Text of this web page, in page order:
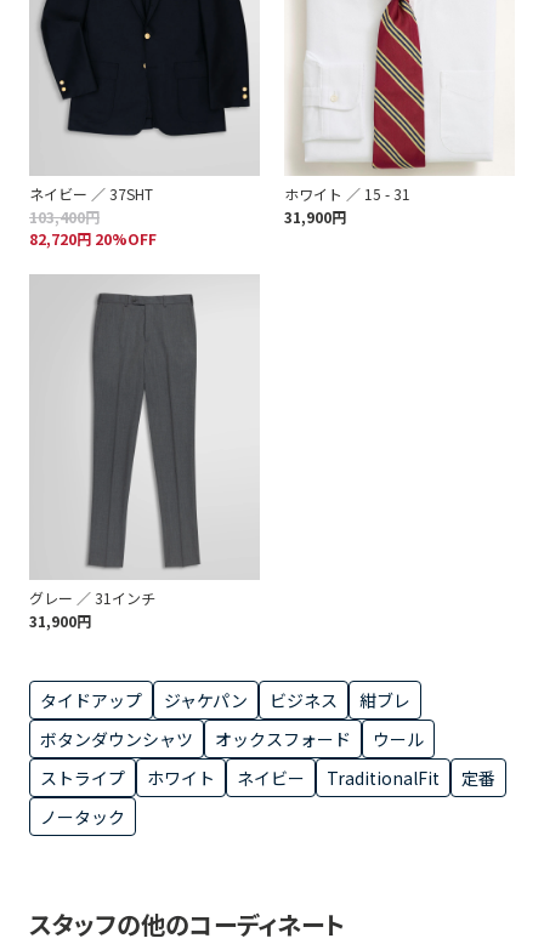
ネイビー ／ 37SHT
103,400円
82,720円 20%OFF
ホワイト ／ 15 - 31
31,900円
グレー ／ 31インチ
31,900円
タイドアップ ジャケパン ビジネス
紺ブレ
ボタンダウンシャツ
オックスフォード
ウール
ストライプ
ホワイト ネイビー TraditionalFit
定番
ノータック
スタッフの他のコーディネート